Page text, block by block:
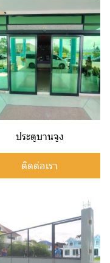
ประตูบานจูง
ติดต่อเรา